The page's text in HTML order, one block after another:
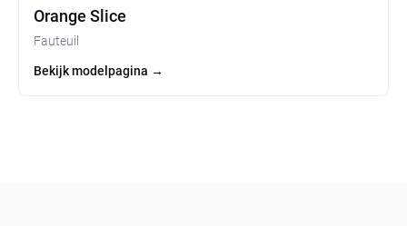
Orange Slice
Fauteuil
Bekijk modelpagina →